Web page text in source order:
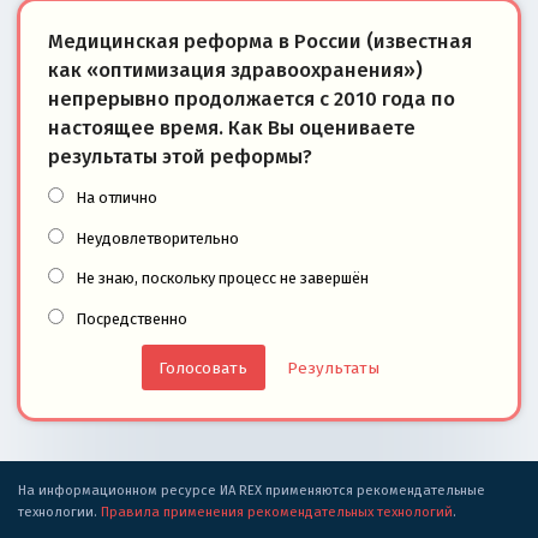
Медицинская реформа в России (известная
как «оптимизация здравоохранения»)
непрерывно продолжается с 2010 года по
настоящее время. Как Вы оцениваете
результаты этой реформы?
На отлично
Неудовлетворительно
Не знаю, поскольку процесс не завершён
Посредственно
Результаты
На информационном ресурсе ИА REX применяются рекомендательные
технологии. Правила применения рекомендательных технологий.